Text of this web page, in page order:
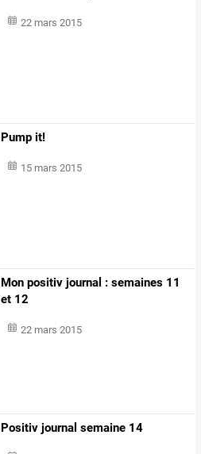
22 mars 2015
Pump it!
15 mars 2015
Mon positiv journal : semaines 11
et 12
22 mars 2015
Positiv journal semaine 14